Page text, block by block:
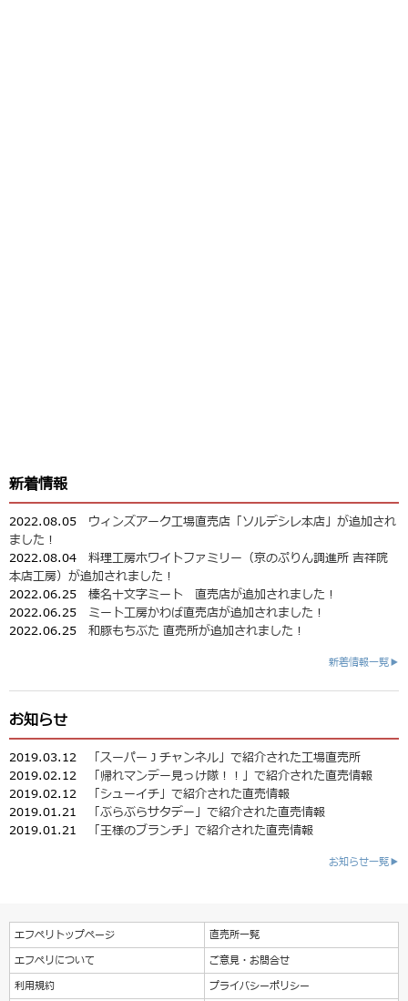
新着情報
2022.08.05 ウィンズアーク工場直売店「ソルデシレ本店」が追加され
ました！
2022.08.04 料理工房ホワイトファミリー（京のぷりん調進所 吉祥院
本店工房）が追加されました！
2022.06.25 榛名十文字ミート 直売店が追加されました！
2022.06.25 ミート工房かわば直売店が追加されました！
2022.06.25 和豚もちぶた 直売所が追加されました！
新着情報一覧▶
お知らせ
2019.03.12
「スーパーＪチャンネル」で紹介された工場直売所
2019.02.12
「帰れマンデー見っけ隊！！」で紹介された直売情報
2019.02.12
「シューイチ」で紹介された直売情報
2019.01.21
「ぶらぶらサタデー」で紹介された直売情報
2019.01.21
「王様のブランチ」で紹介された直売情報
お知らせ一覧▶
エフペリトップページ
直売所一覧
エフペリについて
ご意見・お問合せ
利用規約
プライバシーポリシー